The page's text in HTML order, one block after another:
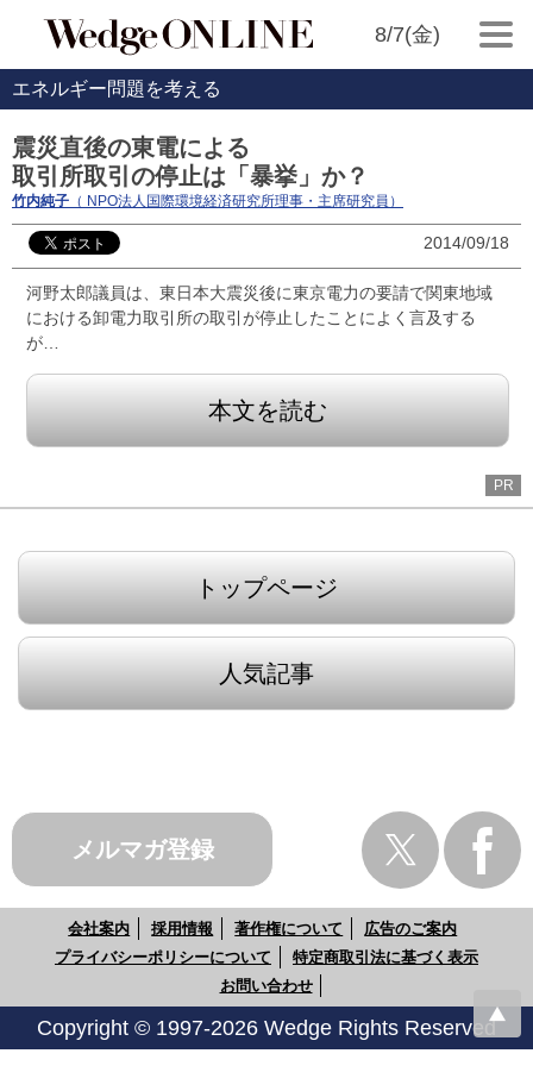
8/7(金)
エネルギー問題を考える
震災直後の東電による
取引所取引の停止は「暴挙」か？
竹内純子 （ NPO法人国際環境経済研究所理事・主席研究員）
2014/09/18
河野太郎議員は、東日本大震災後に東京電力の要請で関東地域
における卸電力取引所の取引が停止したことによく言及する
が…
本文を読む
PR
トップページ
人気記事
メルマガ登録
会社案内 採用情報 著作権について
広告のご案内
プライバシーポリシーについて
特定商取引法に基づく表示
お問い合わせ
Copyright © 1997-2026 Wedge Rights Reserved